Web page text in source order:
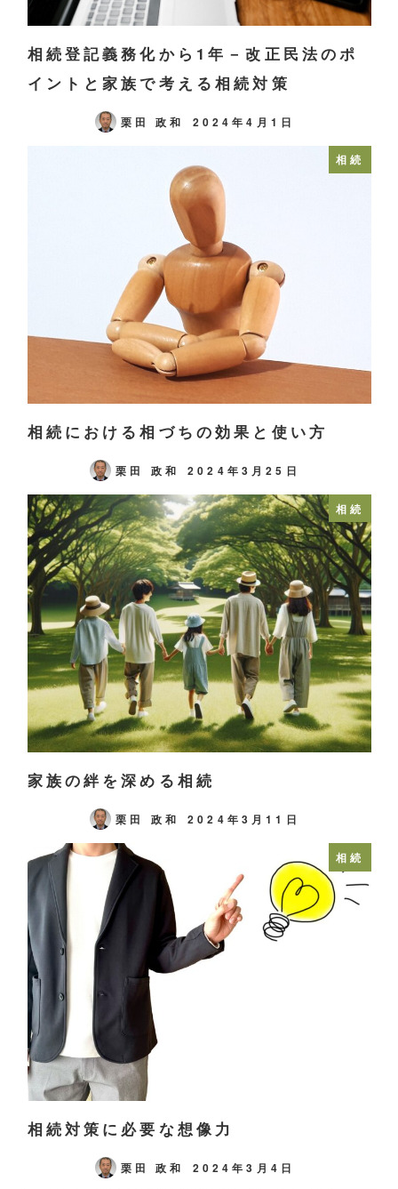
相続登記義務化から1年－改正民法のポ
イントと家族で考える相続対策
栗田 政和 2024年4月1日
相続
相続における相づちの効果と使い方
栗田 政和 2024年3月25日
相続
家族の絆を深める相続
栗田 政和 2024年3月11日
相続
相続対策に必要な想像力
栗田 政和 2024年3月4日